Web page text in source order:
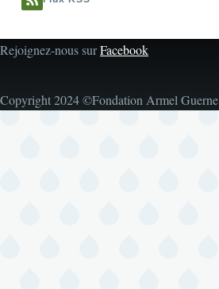
Rejoignez-nous surFacebook
Copyright 2024 ©Fondation Armel Guerne